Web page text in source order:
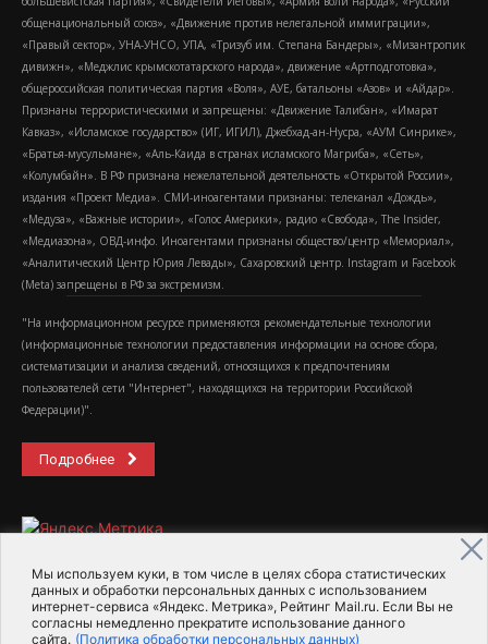
Мы используем куки, в том числе в целях сбора статистических
данных и обработки персональных данных с использованием
интернет-сервиса «Яндекс. Метрика», Рейтинг Mail.ru. Если Вы не
согласны немедленно прекратите использование данного
сайта. (Политика обработки персональных данных)
общенациональный союз», «Движение против нелегальной иммиграции»,
«Правый сектор», УНА-УНСО, УПА, «Тризуб им. Степана Бандеры», «Мизантропик
дивижн», «Меджлис крымскотатарского народа», движение «Артподготовка»,
общероссийская политическая партия «Воля», АУЕ, батальоны «Азов» и «Айдар».
Признаны террористическими и запрещены: «Движение Талибан», «Имарат
Кавказ», «Исламское государство» (ИГ, ИГИЛ), Джебхад-ан-Нусра, «АУМ Синрике»,
«Братья-мусульмане», «Аль-Каида в странах исламского Магриба», «Сеть»,
«Колумбайн». В РФ признана нежелательной деятельность «Открытой России»,
издания «Проект Медиа». СМИ-иноагентами признаны: телеканал «Дождь»,
«Медуза», «Важные истории», «Голос Америки», радио «Свобода», The Insider,
«Медиазона», ОВД-инфо. Иноагентами признаны общество/центр «Мемориал»,
«Аналитический Центр Юрия Левады», Сахаровский центр. Instagram и Facebook
(Metа) запрещены в РФ за экстремизм.
"На информационном ресурсе применяются рекомендательные технологии
(информационные технологии предоставления информации на основе сбора,
систематизации и анализа сведений, относящихся к предпочтениям
пользователей сети "Интернет", находящихся на территории Российской
Федерации)".
Подробнее
2015-2026- Информационное агентство МедиаПоток